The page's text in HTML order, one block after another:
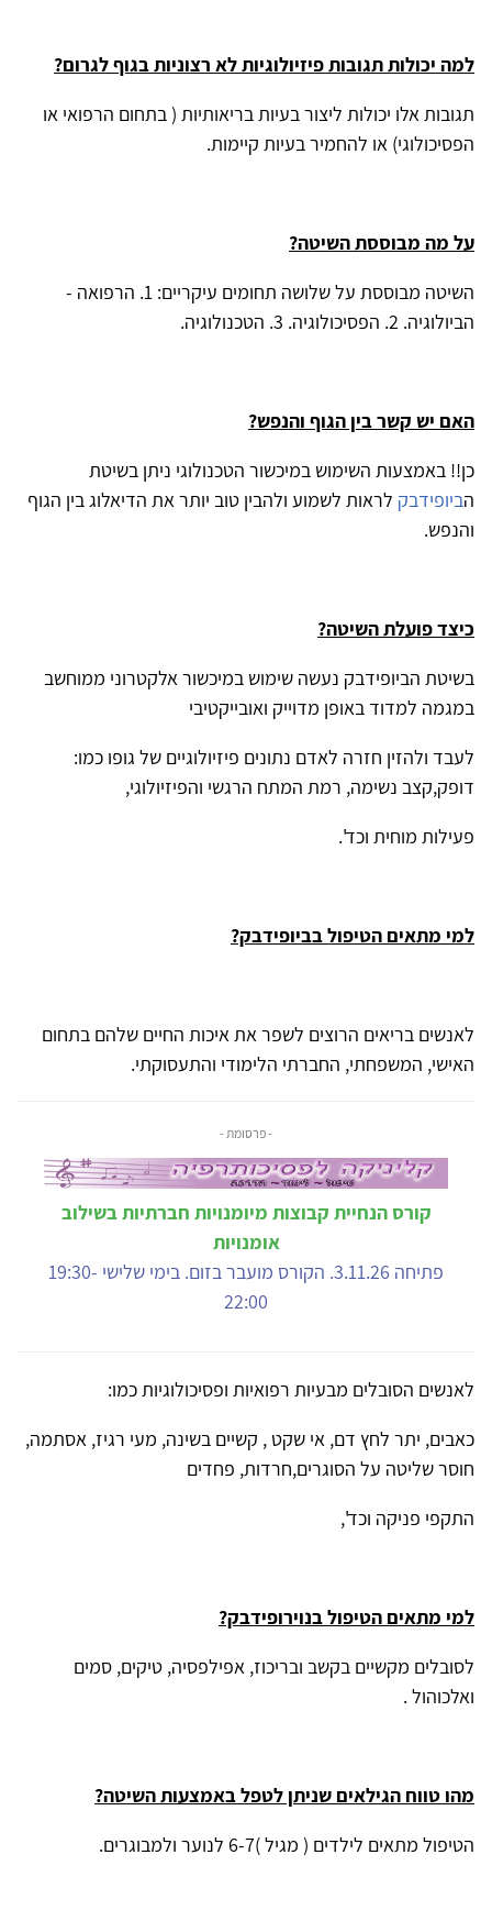
למה יכולות תגובות פיזיולוגיות לא רצוניות בגוף לגרום?
תגובות אלו יכולות ליצור בעיות בריאותיות ( בתחום הרפואי או
הפסיכולוגי) או להחמיר בעיות קיימות.
על מה מבוססת השיטה?
השיטה מבוססת על שלושה תחומים עיקריים: 1. הרפואה -
הביולוגיה. 2. הפסיכולוגיה. 3. הטכנולוגיה.
האם יש קשר בין הגוף והנפש?
כן!! באמצעות השימוש במיכשור הטכנולוגי ניתן בשיטת
הביופידבק לראות לשמוע ולהבין טוב יותר את הדיאלוג בין הגוף
והנפש.
כיצד פועלת השיטה?
בשיטת הביופידבק נעשה שימוש במיכשור אלקטרוני ממוחשב
במגמה למדוד באופן מדוייק ואובייקטיבי
לעבד ולהזין חזרה לאדם נתונים פיזיולוגיים של גופו כמו:
דופק,קצב נשימה, רמת המתח הרגשי והפיזיולוגי,
פעילות מוחית וכד'.
למי מתאים הטיפול בביופידבק?
לאנשים בריאים הרוצים לשפר את איכות החיים שלהם בתחום
האישי, המשפחתי, החברתי הלימודי והתעסוקתי.
- פרסומת -
קורס הנחיית קבוצות מיומנויות חברתיות בשילוב
אומנויות
פתיחה 3.11.26. הקורס מועבר בזום. בימי שלישי 19:30-
22:00
לאנשים הסובלים מבעיות רפואיות ופסיכולוגיות כמו:
כאבים, יתר לחץ דם, אי שקט , קשיים בשינה, מעי רגיז, אסתמה,
חוסר שליטה על הסוגרים,חרדות, פחדים
התקפי פניקה וכד',
למי מתאים הטיפול בנוירופידבק?
לסובלים מקשיים בקשב ובריכוז, אפילפסיה, טיקים, סמים
ואלכוהול .
מהו טווח הגילאים שניתן לטפל באמצעות השיטה?
הטיפול מתאים לילדים ( מגיל )6-7 לנוער ולמבוגרים.